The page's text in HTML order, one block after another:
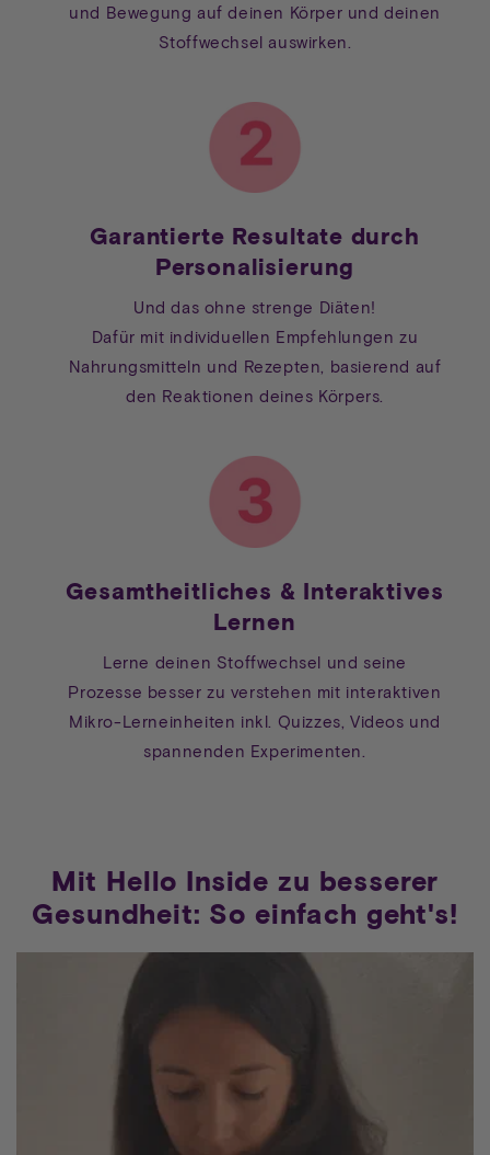
und Bewegung auf deinen Körper und deinen
Stoffwechsel auswirken.
Garantierte Resultate durch
Personalisierung
Und das ohne strenge Diäten!
Dafür mit individuellen Empfehlungen zu
Nahrungsmitteln und Rezepten, basierend auf
den Reaktionen deines Körpers.
Gesamtheitliches & Interaktives
Lernen
Lerne deinen Stoffwechsel und seine
Prozesse besser zu verstehen mit interaktiven
Mikro-Lerneinheiten inkl. Quizzes, Videos und
spannenden Experimenten.
Mit Hello Inside zu besserer
Gesundheit: So einfach geht's!